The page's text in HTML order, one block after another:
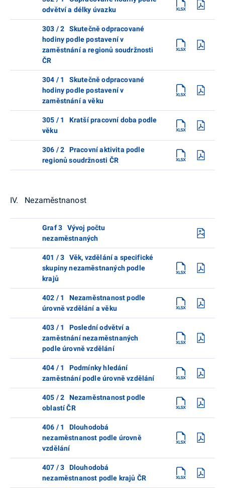
odvětví a délky úvazku
303 / 2 Skutečně odpracované
hodiny podle postavení v
zaměstnání a regionů soudržnosti
ČR
304 / 1 Skutečně odpracované
hodiny podle postavení v
zaměstnání a věku
305 / 1 Kratší pracovní doba podle
věku
306 / 2 Pracovní aktivita podle
regionů soudržnosti ČR
IV. Nezaměstnanost
Graf 3 Vývoj počtu
nezaměstnaných
401 / 3 Věk, vzdělání a specifické
skupiny nezaměstnaných podle
krajů
402 / 1 Nezaměstnanost podle
úrovně vzdělání a věku
403 / 1 Poslední odvětví a
zaměstnání nezaměstnaných
podle úrovně vzdělání
404 / 1 Podmínky hledání
zaměstnání podle úrovně vzdělání
405 / 2 Nezaměstnanost podle
oblastí ČR
406 / 1 Dlouhodobá
nezaměstnanost podle úrovně
vzdělání
407 / 3 Dlouhodobá
nezaměstnanost podle krajů ČR